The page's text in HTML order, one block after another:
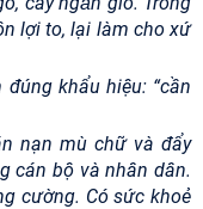
lợi to, lại làm cho xứ
khẩu hiệu: “cần
nạn mù chữ và đẩy
cán bộ và nhân dân.
cường. Có sức khoẻ